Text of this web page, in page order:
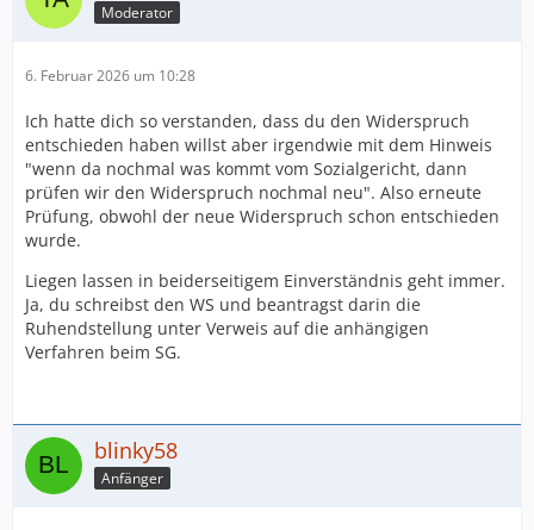
Moderator
6. Februar 2026 um 10:28
Ich hatte dich so verstanden, dass du den Widerspruch
entschieden haben willst aber irgendwie mit dem Hinweis
"wenn da nochmal was kommt vom Sozialgericht, dann
prüfen wir den Widerspruch nochmal neu". Also erneute
Prüfung, obwohl der neue Widerspruch schon entschieden
wurde.
Liegen lassen in beiderseitigem Einverständnis geht immer.
Ja, du schreibst den WS und beantragst darin die
Ruhendstellung unter Verweis auf die anhängigen
Verfahren beim SG.
blinky58
Anfänger